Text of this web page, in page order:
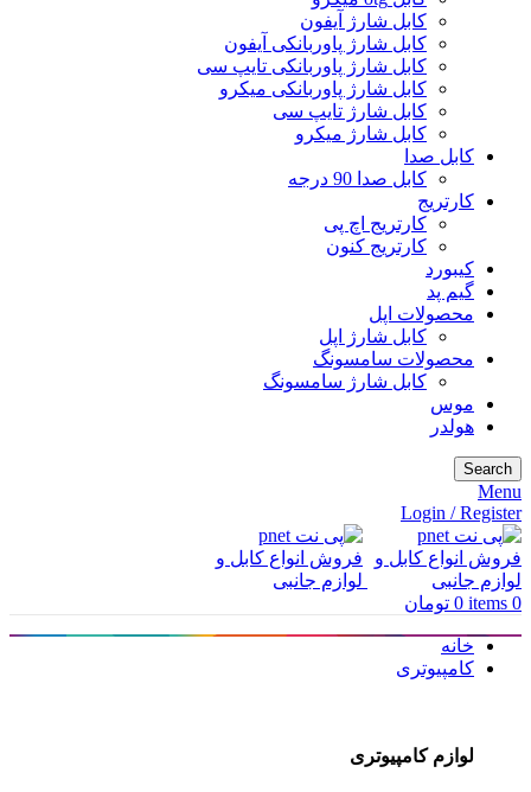
کابل شارژ آیفون
کابل شارژ پاوربانکی آیفون
کابل شارژ پاوربانکی تایپ سی
کابل شارژ پاوربانکی میکرو
کابل شارژ تایپ سی
کابل شارژ میکرو
کابل صدا
کابل صدا 90 درجه
کارتریج
کارتریج اچ پی
کارتریج کنون
کیبورد
گیم پد
محصولات اپل
کابل شارژ اپل
محصولات سامسونگ
کابل شارژ سامسونگ
موس
هولدر
Search
Menu
Login / Register
0
items
0 تومان
خانه
کامپیوتری
لوازم کامپیوتری